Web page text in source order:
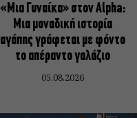
«Μια Γυναίκα» στον Alpha:
Μια μοναδική ιστορία
αγάπης γράφεται με φόντο
το απέραντο γαλάζιο
05.08.2026